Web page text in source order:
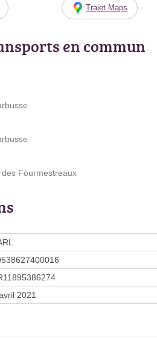
Trajet Maps
en commun
Fourmestreaux
2021